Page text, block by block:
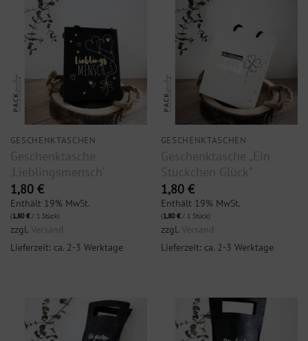
GESCHENKTASCHEN
Geschenktasche
‚Lieblingsmensch‘
1,80 €
Enthält 19% MwSt.
(1,80€/ 1 Stück)
zzgl. Versand
Lieferzeit: ca. 2-3 Werktage
GESCHENKTASCHEN
Geschenktasche „Ein
Stückchen Glück“
1,80 €
Enthält 19% MwSt.
(1,80€/ 1 Stück)
zzgl. Versand
Lieferzeit: ca. 2-3 Werktage